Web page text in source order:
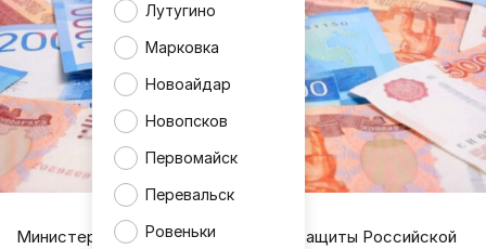
Лутугино
Марковка
Новоайдар
Новопсков
Первомайск
Перевальск
Ровеньки
Министерство труда и социальной защиты Российской